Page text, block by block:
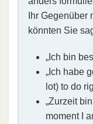
Ihr
könnten Sie
„Ich bin
„Ich habe
lot) to do
„Zurzeit
moment I